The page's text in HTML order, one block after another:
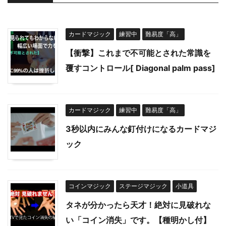
カードマジック 練習中 難易度「高」
【衝撃】これまで不可能とされた常識を
覆すコントロール[ Diagonal palm pass]
カードマジック 練習中 難易度「高」
3秒以内にみんな釘付けになるカードマジ
ック
コインマジック ステージマジック 小道具
タネが分かったら天才！絶対に見破れな
い「コイン消失」です。【種明かし付】